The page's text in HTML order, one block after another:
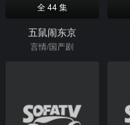
全 44 集
五鼠闹东京
言情/国产剧